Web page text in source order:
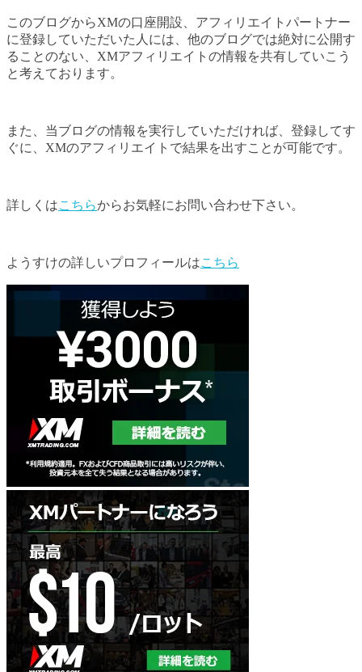
このブログからXMの口座開設、アフィリエイトパートナー
に登録していただいた人には、他のブログでは絶対に公開す
ることのない、XMアフィリエイトの情報を共有していこう
と考えております。
また、当ブログの情報を実行していただければ、登録してす
ぐに、XMのアフィリエイトで結果を出すことが可能です。
詳しくはこちらからお気軽にお問い合わせ下さい。
ようすけの詳しいプロフィールはこちら